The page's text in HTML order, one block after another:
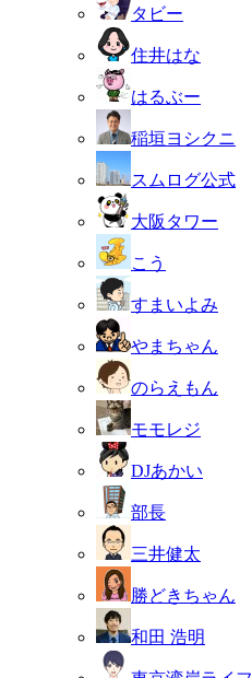
タビー
住井はな
はるぶー
稲垣ヨシクニ
スムログ公式
大阪タワー
こう
すまいよみ
やまちゃん
のらえもん
モモレジ
DJあかい
部長
三井健太
勝どきちゃん
和田 浩明